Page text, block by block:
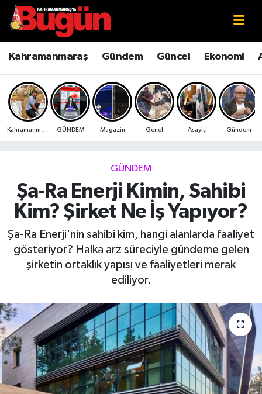
Kahramanmaraş Gündem Güncel Ekonomi
GÜNDEM Magazin Genel Asayiş Gündem
GÜNDEM
Şa-Ra Enerji Kimin, Sahibi
Kim? Şirket Ne İş Yapıyor?
Şa-Ra Enerji'nin sahibi kim, hangi alanlarda faaliyet
gösteriyor? Halka arz süreciyle gündeme gelen
şirketin ortaklık yapısı ve faaliyetleri merak
ediliyor.
Kahramanmaraş
Kahramanmaraş Sokak Röportajları
Bilim ve Teknoloji
Çevre
Ekonomi
Güncel
Kültür Sanat
Magazin
Manşet Altı
Kahramanmaraş Nöbetçi Eczaneler
Kahramanmaraş Hava Durumu
Kahramanmaraş Namaz Vakitleri
Kahramanmaraş Trafik Yoğunluk Haritası
Süper Lig Puan Durumu ve Fikstür
Tüm Manşetler
Son Dakika Haberleri
Haber Arşivi